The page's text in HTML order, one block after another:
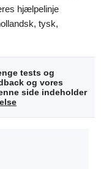
hjælpelinje
tysk,
tests og
og vores
side indeholder